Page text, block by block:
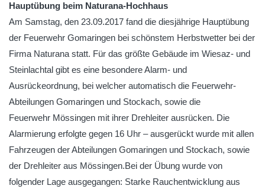
Hauptübung beim Naturana-Hochhaus
Am Samstag, den 23.09.2017 fand die diesjährige Hauptübung
der Feuerwehr Gomaringen bei schönstem Herbstwetter bei der
Firma Naturana statt. Für das größte Gebäude im Wiesaz- und
Steinlachtal gibt es eine besondere Alarm- und
Ausrückeordnung, bei welcher automatisch die Feuerwehr-
Abteilungen Gomaringen und Stockach, sowie die
Feuerwehr Mössingen mit ihrer Drehleiter ausrücken. Die
Alarmierung erfolgte gegen 16 Uhr – ausgerückt wurde mit allen
Fahrzeugen der Abteilungen Gomaringen und Stockach, sowie
der Drehleiter aus Mössingen.Bei der Übung wurde von
folgender Lage ausgegangen: Starke Rauchentwicklung aus